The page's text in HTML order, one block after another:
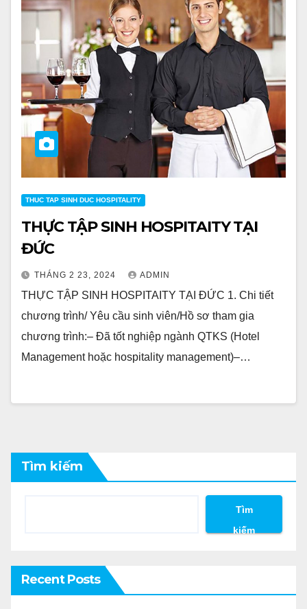
THUC TAP SINH DUC HOSPITALITY
THỰC TẬP SINH HOSPITAITY TẠI
ĐỨC
THÁNG 2 23, 2024 ADMIN
THỰC TẬP SINH HOSPITAITY TẠI ĐỨC 1. Chi tiết
chương trình/ Yêu cầu sinh viên/Hồ sơ tham gia
chương trình:– Đã tốt nghiệp ngành QTKS (Hotel
Management hoặc hospitality management)–…
Tìm kiếm
Tìm
kiếm
Recent Posts